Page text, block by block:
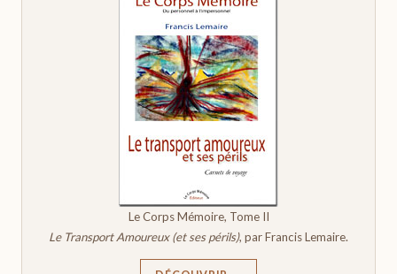
Le Corps Mémoire, Tome II
Le Transport Amoureux (et ses périls), par Francis Lemaire.